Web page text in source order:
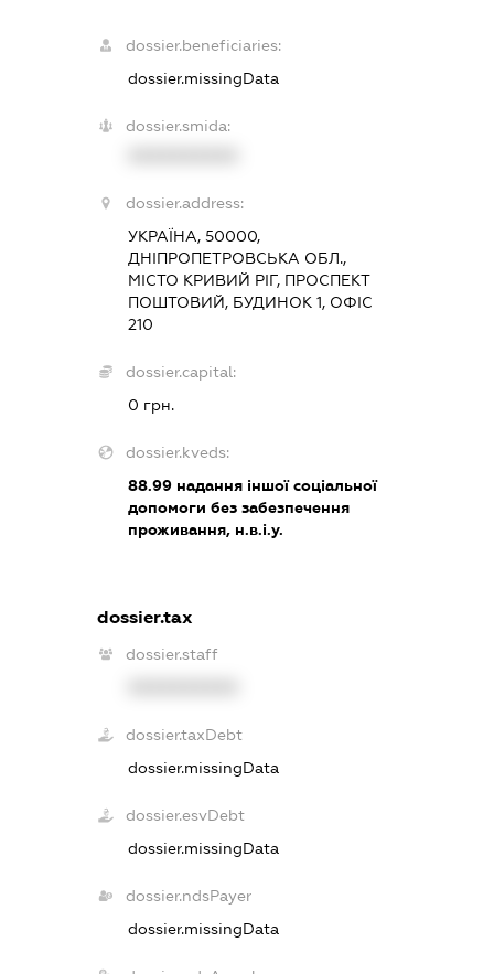
dossier.beneficiaries:
dossier.missingData
dossier.smida:
dossier.address:
УКРАЇНА, 50000,
ДНІПРОПЕТРОВСЬКА ОБЛ.,
МІСТО КРИВИЙ РІГ, ПРОСПЕКТ
ПОШТОВИЙ, БУДИНОК 1, ОФІС
210
dossier.capital:
0 грн.
dossier.kveds:
88.99 надання іншої соціальної
допомоги без забезпечення
проживання, н.в.і.у.
dossier.tax
dossier.staff
dossier.taxDebt
dossier.missingData
dossier.esvDebt
dossier.missingData
dossier.ndsPayer
dossier.missingData